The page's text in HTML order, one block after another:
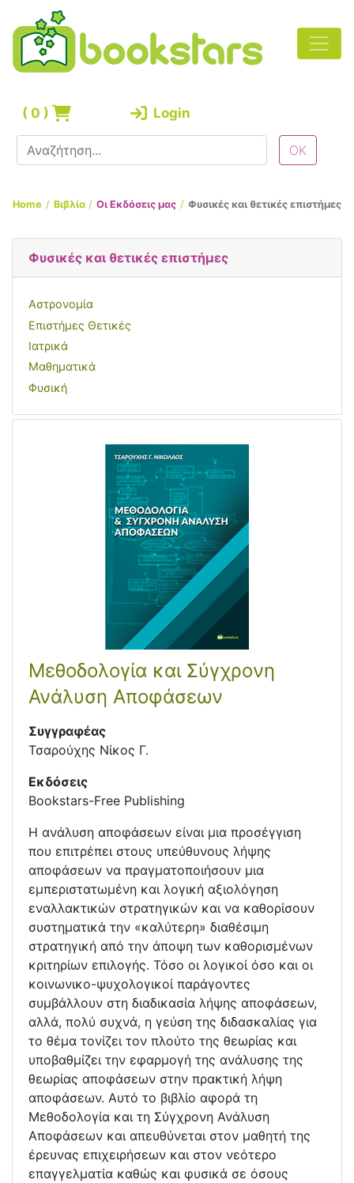
( 0 ) Login
Home Βιβλία Οι Εκδόσεις μας Φυσικές και θετικές επιστήμες
Φυσικές και θετικές επιστήμες
Αστρονομία
Επιστήμες Θετικές
Ιατρικά
Μαθηματικά
Φυσική
Μεθοδολογία και Σύγχρονη
Ανάλυση Αποφάσεων
Συγγραφέας
Τσαρούχης Νίκος Γ.
Εκδόσεις
Bookstars-Free Publishing
Η ανάλυση αποφάσεων είναι μια προσέγγιση
που επιτρέπει στους υπεύθυνους λήψης
αποφάσεων να πραγματοποιήσουν μια
εμπεριστατωμένη και λογική αξιολόγηση
εναλλακτικών στρατηγικών και να καθορίσουν
συστηματικά την «καλύτερη» διαθέσιμη
στρατηγική από την άποψη των καθορισμένων
κριτηρίων επιλογής. Τόσο οι λογικοί όσο και οι
κοινωνικο-ψυχολογικοί παράγοντες
συμβάλλουν στη διαδικασία λήψης αποφάσεων,
αλλά, πολύ συχνά, η γεύση της διδασκαλίας για
το θέμα τονίζει τον πλούτο της θεωρίας και
υποβαθμίζει την εφαρμογή της ανάλυσης της
θεωρίας αποφάσεων στην πρακτική λήψη
αποφάσεων. Αυτό το βιβλίο αφορά τη
Μεθοδολογία και τη Σύγχρονη Ανάλυση
Αποφάσεων και απευθύνεται στον μαθητή της
έρευνας επιχειρήσεων και στον νεότερο
επαγγελματία καθώς και φυσικά σε όσους